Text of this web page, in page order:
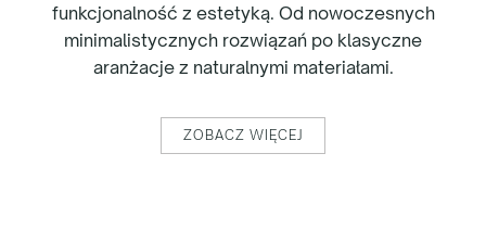
funkcjonalność z estetyką. Od nowoczesnych
minimalistycznych rozwiązań po klasyczne
aranżacje z naturalnymi materiałami.
ZOBACZ WIĘCEJ